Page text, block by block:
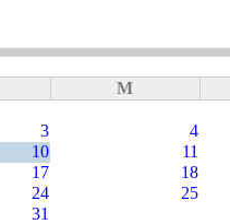
M
3 4
10
11
17
18
24
25
31